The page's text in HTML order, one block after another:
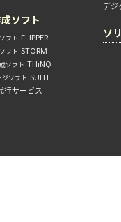
ソフト
フト FLIPPER
フト STORM
ソフト THiNQ
ジソフト SUITE
行サービス
デジ
ソ